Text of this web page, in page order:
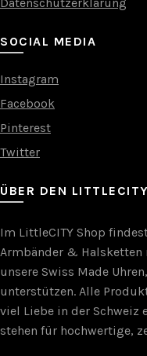
SOCIAL MEDIA
Instagram
Facebook
Pinterest
Twitter
ÜBER DEN
Im LittleCITY Shop
Armbänder &
unsere Swiss Made
unterstützen. Alle
viel Liebe in der
stehen für hochwertige,